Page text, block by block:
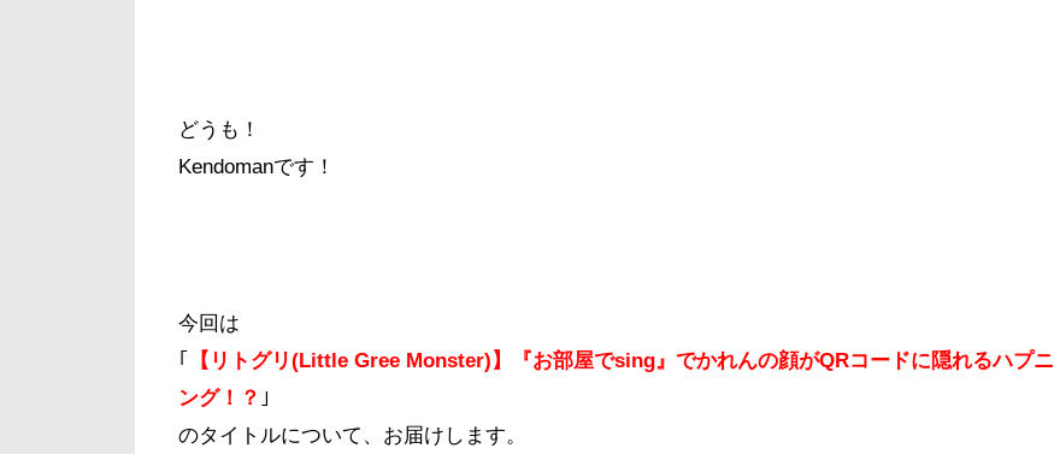
どうも！
Kendomanです！
今回は
｢
【リトグリ(Little Gree Monster)】『お部屋でsing』でかれんの顔がQRコードに隠れるハプニ
ング！？ ｣
のタイトルについて、お届けします。